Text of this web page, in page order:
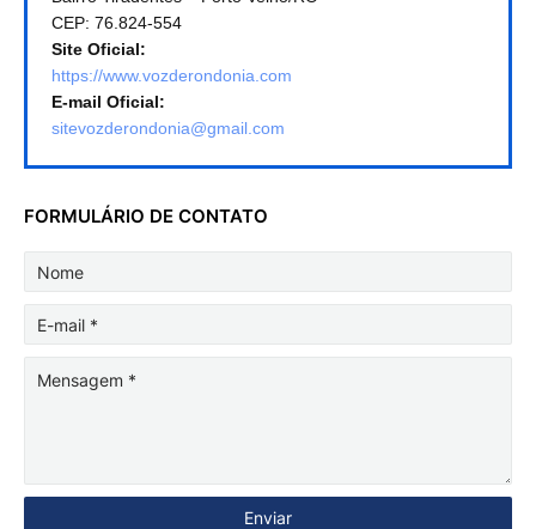
CEP: 76.824-554
Site Oficial:
https://www.vozderondonia.com
E-mail Oficial:
sitevozderondonia@gmail.com
FORMULÁRIO DE CONTATO